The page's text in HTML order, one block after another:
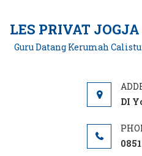
content
LES PRIVAT
Guru Datang Kerumah
DI